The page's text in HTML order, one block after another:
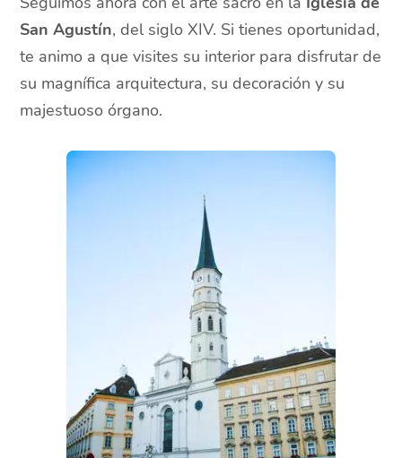
San Agustín, del siglo XIV. Si tienes oportunidad,
te animo a que visites su interior para disfrutar de
su magnífica arquitectura, su decoración y su
majestuoso órgano.